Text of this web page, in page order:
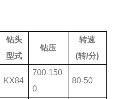
钻头
型式
钻压
转速
(转/分)
KX84
700-150
0
80-50